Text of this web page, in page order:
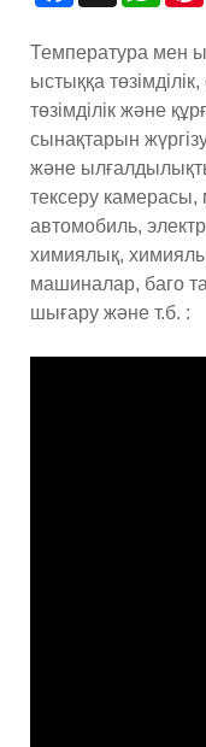
Температура мен
ыстыққа
төзімділік және
сынақтарын
және
тексеру
автомобиль,
химиялық,
машиналар, баго
шығару және т.б. :